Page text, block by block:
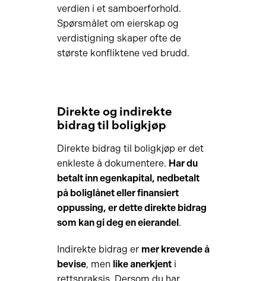
verdien i et samboerforhold.
Spørsmålet om eierskap og
verdistigning skaper ofte de
største konfliktene ved brudd.
Direkte og indirekte
bidrag til boligkjøp
Direkte bidrag til boligkjøp er det
enkleste å dokumentere. Har du
betalt inn egenkapital, nedbetalt
på boliglånet eller finansiert
oppussing, er dette direkte bidrag
som kan gi deg en eierandel.
Indirekte bidrag er mer krevende å
bevise, men like anerkjenti